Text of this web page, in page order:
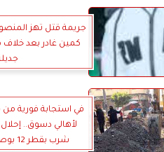
جريمة قتل تهز
كمين غادر بعد
في استجابة فورية
لأهالي دسوق..
شرب بقطر 12 بوصة بشارع الدلتا